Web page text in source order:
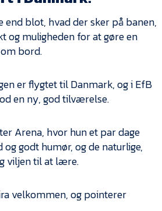
blot, hvad der sker på banen,
og muligheden for at gøre en
bord.
er flygtet til Danmark, og i EfB
en ny, god tilværelse.
Arena, hvor hun et par dage
godt humør, og de naturlige,
viljen til at lære.
velkommen, og pointerer